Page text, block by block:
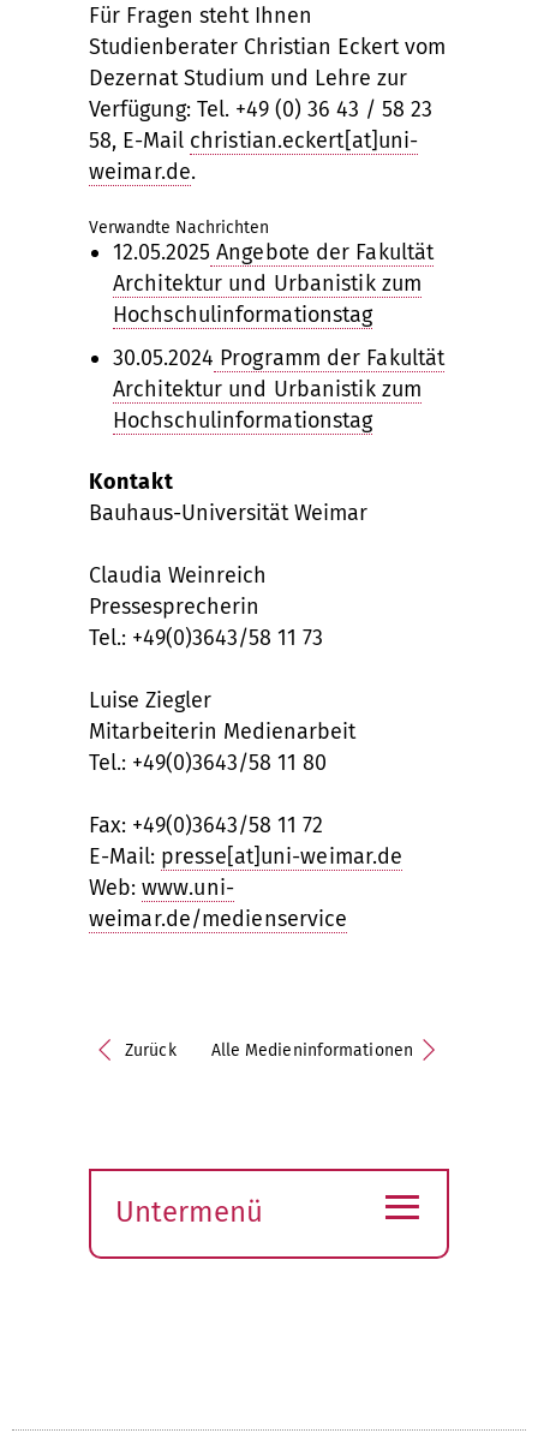
Für Fragen steht Ihnen
Studienberater Christian Eckert vom
Dezernat Studium und Lehre zur
Verfügung: Tel. +49 (0) 36 43 / 58 23
58, E-Mail christian.eckert[at]uni-
weimar.de.
Verwandte Nachrichten
12.05.2025 Angebote der Fakultät
Architektur und Urbanistik zum
Hochschulinformationstag
30.05.2024 Programm der Fakultät
Architektur und Urbanistik zum
Hochschulinformationstag
Kontakt
Bauhaus-Universität Weimar
Claudia Weinreich
Pressesprecherin
Tel.: +49(0)3643/58 11 73
Luise Ziegler
Mitarbeiterin Medienarbeit
Tel.: +49(0)3643/58 11 80
Fax: +49(0)3643/58 11 72
E-Mail: presse[at]uni-weimar.de
Web: www.uni-
weimar.de/medienservice
Zurück Alle Medieninformationen
Untermenü
≡